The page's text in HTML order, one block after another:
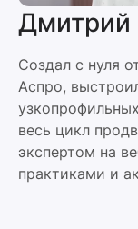
Создал с нуля
Аспро,
весь цикл
экспертом на
практиками и